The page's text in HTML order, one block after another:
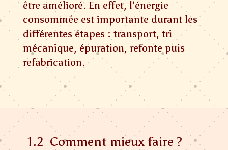
être amélioré. En effet, l’énergie
consommée est importante durant les
différentes étapes : transport, tri
mécanique, épuration, refonte puis
refabrication.
1.2 Comment mieux faire ?